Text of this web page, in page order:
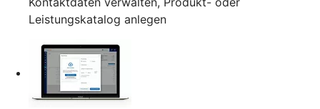
Leistungskatalog anlegen